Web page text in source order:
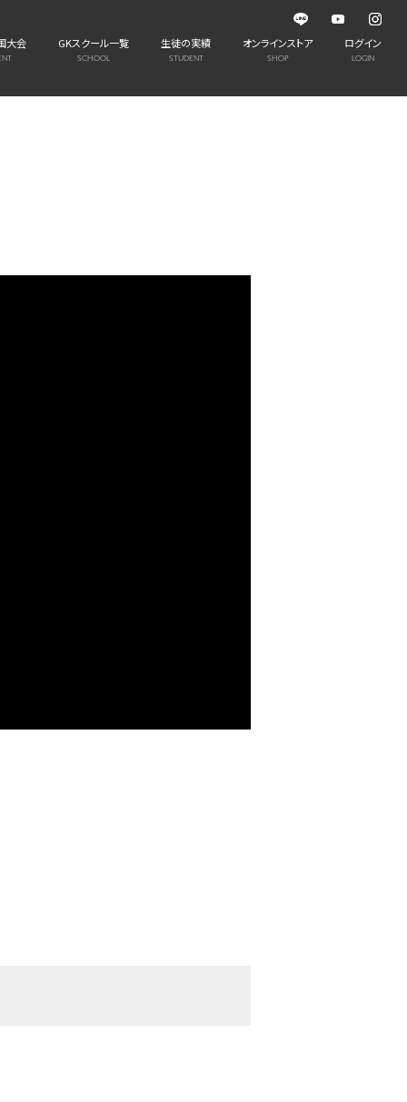
大会 GKスクール一覧
SCHOOL
生徒の実績
STUDENT
オンラインストア
SHOP
ログイン
LOGIN